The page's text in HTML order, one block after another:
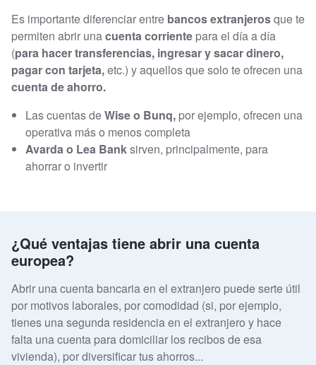
Es importante diferenciar entre bancos extranjerosque te
permiten abrir unacuenta corriente para el día a día
(para hacer transferencias, ingresar y sacar dinero,
pagar con tarjeta,etc.) y aquellos que solo te ofrecen una
cuenta de ahorro.
Las cuentas deWise o Bunq, por ejemplo, ofrecen una
operativa más o menos completa
Avarda o Lea Banksirven, principalmente, para
ahorrar o invertir
¿Qué ventajas tiene abrir una cuenta
europea?
Abrir una cuenta bancaria en el extranjero puede serte útil
por motivos laborales, por comodidad (si, por ejemplo,
tienes una segunda residencia en el extranjero y hace
falta una cuenta para domiciliar los recibos de esa
vivienda), por diversificar tus ahorros...